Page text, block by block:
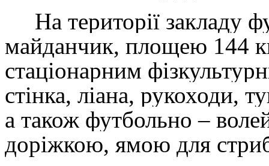
На території закладу
майданчик, площею 144
стаціонарним
стінка, ліана, рукоходи,
а також футбольно –
доріжкою, ямою для